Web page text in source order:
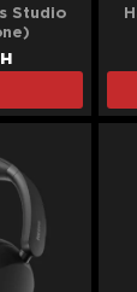
Studio